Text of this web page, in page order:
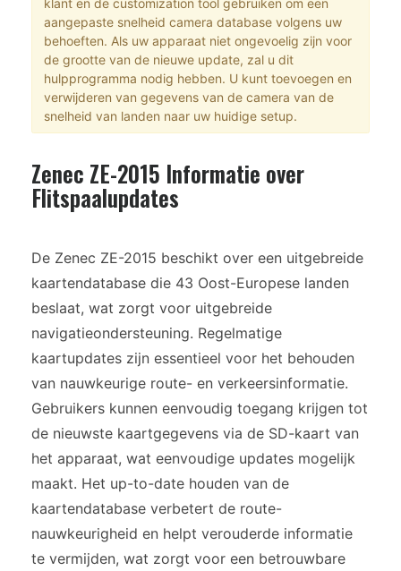
klant en de customization tool gebruiken om een
aangepaste snelheid camera database volgens uw
behoeften. Als uw apparaat niet ongevoelig zijn voor
de grootte van de nieuwe update, zal u dit
hulpprogramma nodig hebben. U kunt toevoegen en
verwijderen van gegevens van de camera van de
snelheid van landen naar uw huidige setup.
Zenec ZE-2015 Informatie over
Flitspaalupdates
De Zenec ZE-2015 beschikt over een uitgebreide
kaartendatabase die 43 Oost-Europese landen
beslaat, wat zorgt voor uitgebreide
navigatieondersteuning. Regelmatige
kaartupdates zijn essentieel voor het behouden
van nauwkeurige route- en verkeersinformatie.
Gebruikers kunnen eenvoudig toegang krijgen tot
de nieuwste kaartgegevens via de SD-kaart van
het apparaat, wat eenvoudige updates mogelijk
maakt. Het up-to-date houden van de
kaartendatabase verbetert de route-
nauwkeurigheid en helpt verouderde informatie
te vermijden, wat zorgt voor een betrouwbare